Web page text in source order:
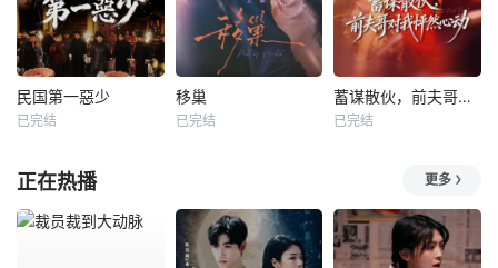
民国第一惡少
已完结
移巢
已完结
蓄谋散伙，前夫哥对我怦然心动
已完结
正在热播 更多